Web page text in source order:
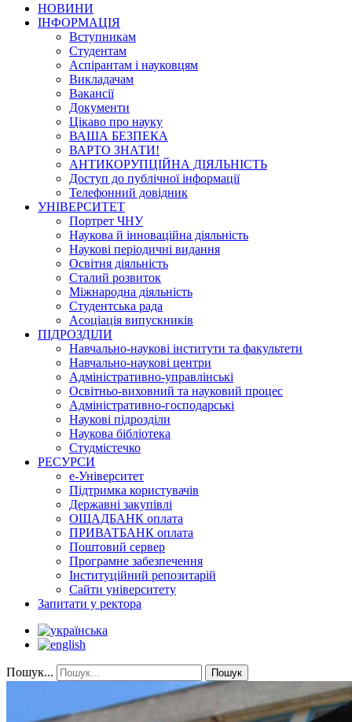
НОВИНИ
ІНФОРМАЦІЯ
Вступникам
Студентам
Аспірантам і науковцям
Викладачам
Вакансії
Документи
Цікаво про науку
ВАША БЕЗПЕКА
ВАРТО ЗНАТИ!
АНТИКОРУПЦІЙНА ДІЯЛЬНІСТЬ
Доступ до публічної інформації
Телефонний довідник
УНІВЕРСИТЕТ
Портрет ЧНУ
Наукова й інноваційна діяльність
Наукові періодичні видання
Освітня діяльність
Сталий розвиток
Міжнародна діяльність
Студентська рада
Асоціація випускників
ПІДРОЗДІЛИ
Навчально-наукові інститути та факультети
Навчально-наукові центри
Адміністративно-управлінські
Освітньо-виховний та науковий процес
Адміністративно-господарські
Наукові підрозділи
Наукова бібліотека
Студмістечко
РЕСУРСИ
е-Університет
Підтримка користувачів
Державні закупівлі
ОЩАДБАНК оплата
ПРИВАТБАНК оплата
Поштовий сервер
Програмне забезпечення
Інституційний репозитарій
Сайти університету
Запитати у ректора
Пошук... Пошук